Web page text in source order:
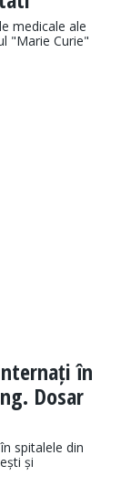
medicale ale
"Marie Curie"
în
Dosar
spitalele din
și